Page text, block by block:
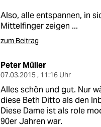
Also, alle entspannen, in
Mittelfinger zeigen ...
zum Beitrag
Peter Müller
07.03.2015 , 11:16 Uhr
Alles schön und gut. Nur
diese Beth Ditto als den
Diese Dame ist als role
90er Jahren war.